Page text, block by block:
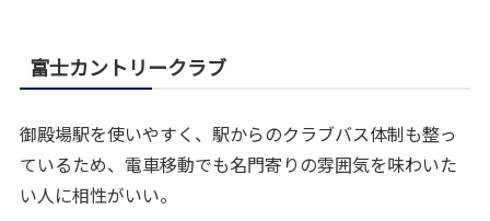
富士カントリークラブ
御殿場駅を使いやすく、駅からのクラブバス体制も整っ
ているため、電車移動でも名門寄りの雰囲気を味わいた
い人に相性がいい。